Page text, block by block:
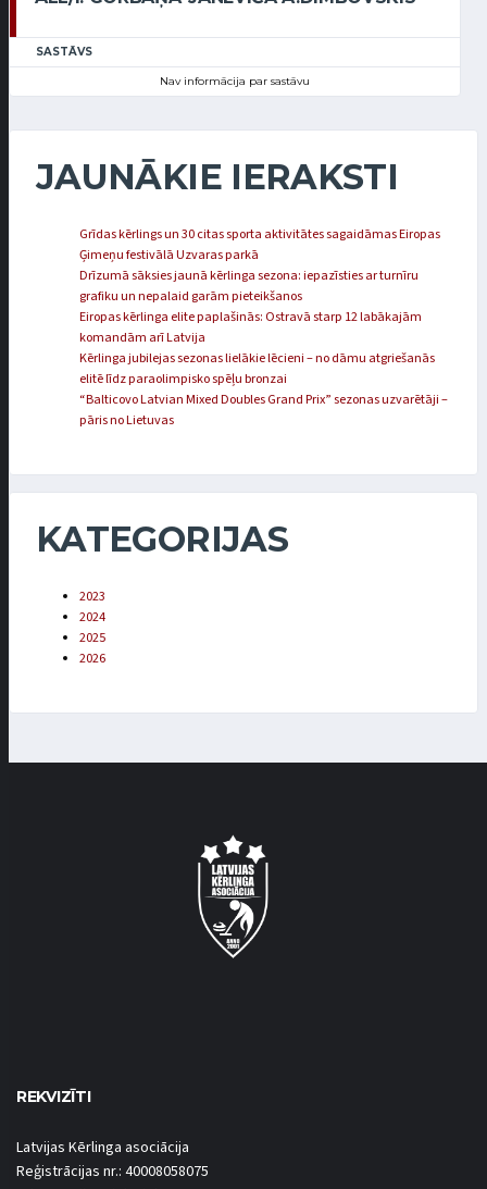
SASTĀVS
Nav informācija par sastāvu
JAUNĀKIE IERAKSTI
Grīdas kērlings un 30 citas sporta aktivitātes sagaidāmas Eiropas
Ģimeņu festivālā Uzvaras parkā
Drīzumā sāksies jaunā kērlinga sezona: iepazīsties ar turnīru
grafiku un nepalaid garām pieteikšanos
Eiropas kērlinga elite paplašinās: Ostravā starp 12 labākajām
komandām arī Latvija
Kērlinga jubilejas sezonas lielākie lēcieni – no dāmu atgriešanās
elitē līdz paraolimpisko spēļu bronzai
“Balticovo Latvian Mixed Doubles Grand Prix” sezonas uzvarētāji –
pāris no Lietuvas
KATEGORIJAS
2023
2024
2025
2026
REKVIZĪTI
Latvijas Kērlinga asociācija
Reģistrācijas nr.: 40008058075